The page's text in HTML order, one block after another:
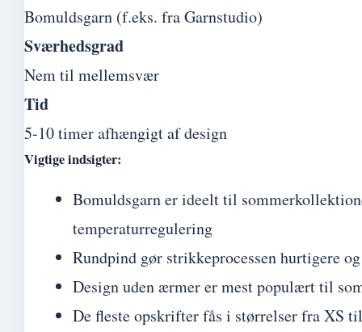
Bomuldsgarn (f.eks. fra Garnstudio)
Sværhedsgrad
Nem til mellemsvær
Tid
5-10 timer afhængigt af design
Vigtige indsigter:
Bomuldsgarn er ideelt til
temperaturregulering
Rundpind gør strikkeprocessen hurtigere
Design uden ærmer er mest populært til
De fleste opskrifter fås i størrelser fra XS